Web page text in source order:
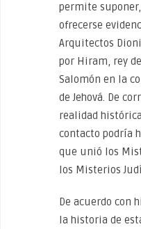
permite
ofrecerse
Arquitectos
por Hiram, rey
Salomón en la
de Jehová. De
realidad
contacto podría
que unió los
los Misterios
De acuerdo con
la historia de